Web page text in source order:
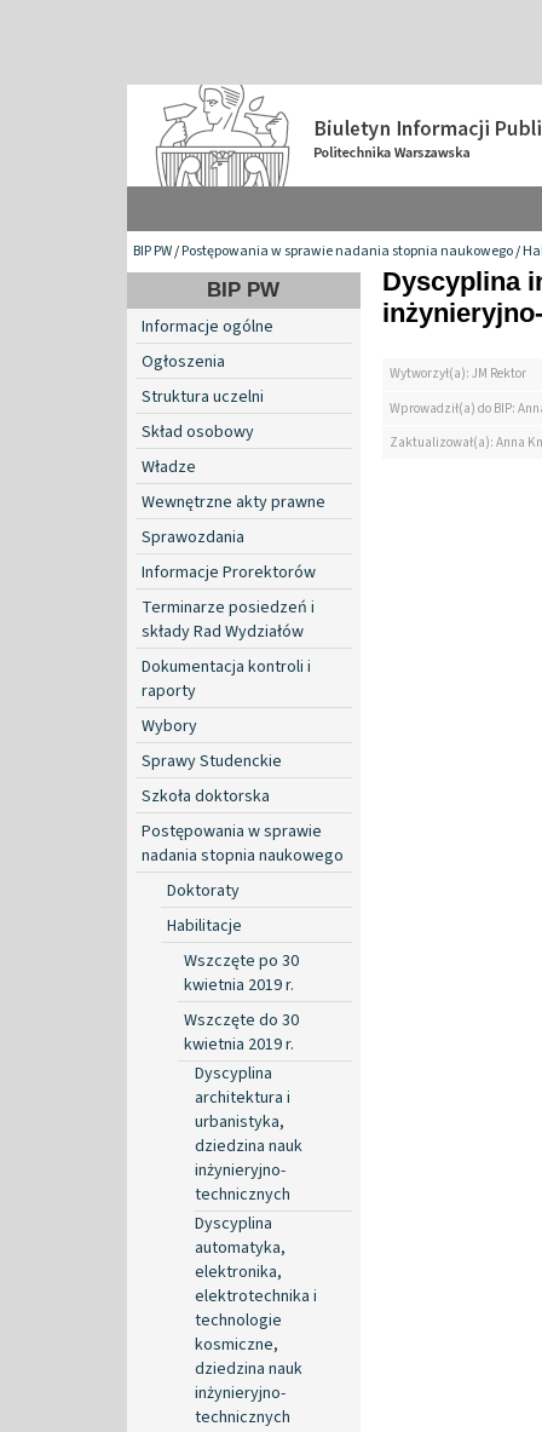
BIP PW/Postępowania w sprawie nadania stopnia naukowego/
BIP PW
Informacje ogólne
Ogłoszenia
Struktura uczelni
Skład osobowy
Władze
Wewnętrzne akty prawne
Sprawozdania
Informacje Prorektorów
Terminarze posiedzeń i
składy Rad Wydziałów
Dokumentacja kontroli i
raporty
Wybory
Sprawy Studenckie
Szkoła doktorska
Postępowania w sprawie
nadania stopnia naukowego
Doktoraty
Habilitacje
Wszczęte po 30
kwietnia 2019 r.
Wszczęte do 30
kwietnia 2019 r.
Dyscyplina
architektura i
urbanistyka,
dziedzina nauk
inżynieryjno-
technicznych
Dyscyplina
automatyka,
elektronika,
elektrotechnika i
technologie
kosmiczne,
dziedzina nauk
inżynieryjno-
technicznych
Dyscyplina
Wytworzył(a): JM Rektor
Wprowadził(a) do BIP:
Zaktualizował(a): Anna